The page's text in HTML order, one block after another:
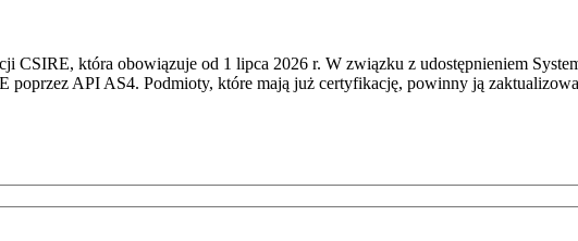
CSIRE, która obowiązuje od 1 lipca 2026 r. W związku z udostępnieniem
API AS4. Podmioty, które mają już certyfikację, powinny ją